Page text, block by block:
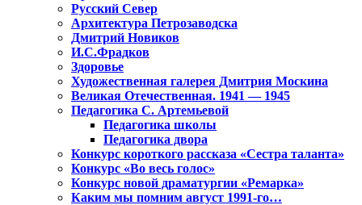
Русский Север
Архитектура Петрозаводска
Дмитрий Новиков
И.С.Фрадков
Здоровье
Художественная галерея Дмитрия Москина
Великая Отечественная. 1941 — 1945
Педагогика С. Артемьевой
Педагогика школы
Педагогика двора
Конкурс короткого рассказа «Сестра таланта»
Конкурс «Во весь голос»
Конкурс новой драматургии «Ремарка»
Каким мы помним август 1991-го…